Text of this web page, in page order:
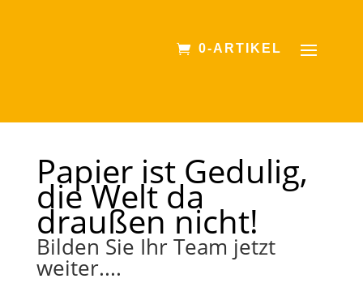
0-ARTIKEL
Papier ist Gedulig,
die Welt da
draußen nicht!
Bilden Sie Ihr Team jetzt
weiter....